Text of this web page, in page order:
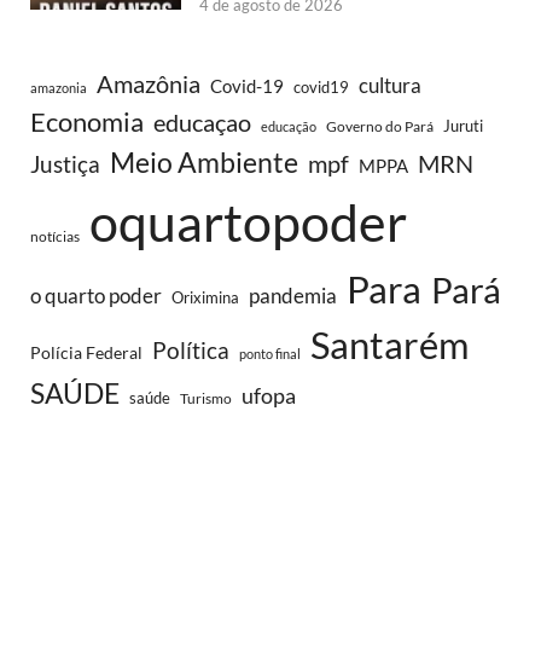
4 de agosto de 2026
amazonia Amazônia Covid-19 covid19 cultura
Economia educaçao educação Governo do Pará Juruti
Justiça Meio Ambiente mpf MPPA MRN
notícias oquartopoder
o quarto poder Oriximina pandemia Para Pará
Polícia Federal Política ponto final Santarém
SAÚDE saúde Turismo ufopa